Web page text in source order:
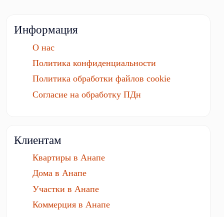
Информация
О нас
Политика конфиденциальности
Политика обработки файлов cookie
Согласие на обработку ПДн
Клиентам
Квартиры в Анапе
Дома в Анапе
Участки в Анапе
Коммерция в Анапе